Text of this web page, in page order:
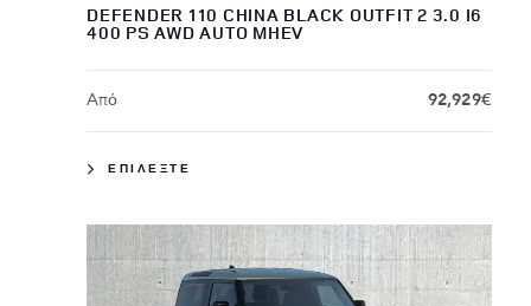
DEFENDER 110 CHINA BLACK OUTFIT 2 3.0 I6
400 PS AWD AUTO MHEV
Aπό 92,929€
ΕΠΙΛΕΞΤΕ